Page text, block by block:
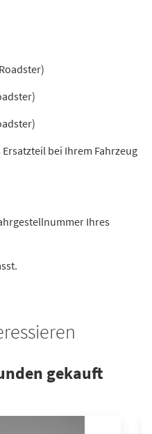
bei Ihrem Fahrzeug
Ihres
gekauft